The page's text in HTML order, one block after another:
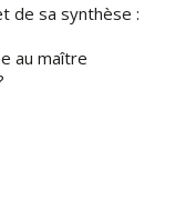
de sa synthèse :
au maître